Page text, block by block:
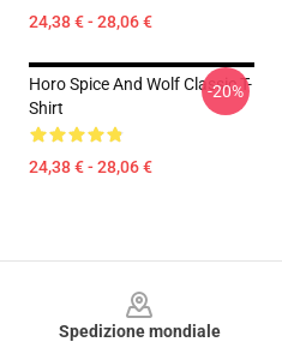
24,38 € - 28,06 €
Horo Spice And Wolf Classic T-
Shirt
24,38 € - 28,06 €
-20%
Spedizione mondiale